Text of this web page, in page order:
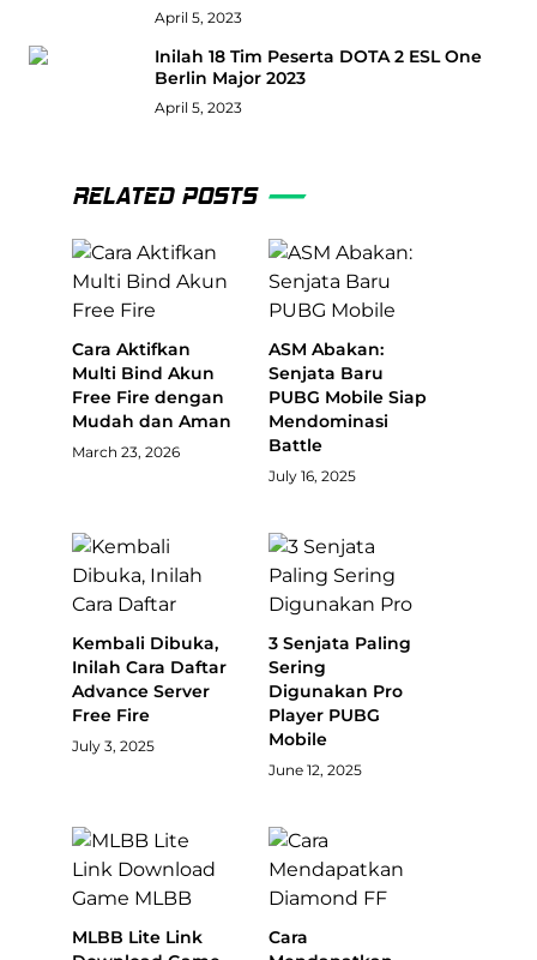
April 5, 2023
Inilah 18 Tim Peserta DOTA 2 ESL One
Berlin Major 2023
April 5, 2023
RELATED POSTS
Cara Aktifkan
Multi Bind Akun
Free Fire dengan
Mudah dan Aman
March 23, 2026
ASM Abakan:
Senjata Baru
PUBG Mobile Siap
Mendominasi
Battle
July 16, 2025
Kembali Dibuka,
Inilah Cara Daftar
Advance Server
Free Fire
July 3, 2025
3 Senjata Paling
Sering
Digunakan Pro
Player PUBG
Mobile
June 12, 2025
MLBB Lite Link
Cara